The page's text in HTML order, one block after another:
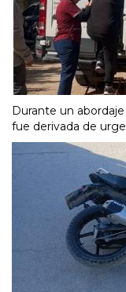
Durante un
fue derivada de